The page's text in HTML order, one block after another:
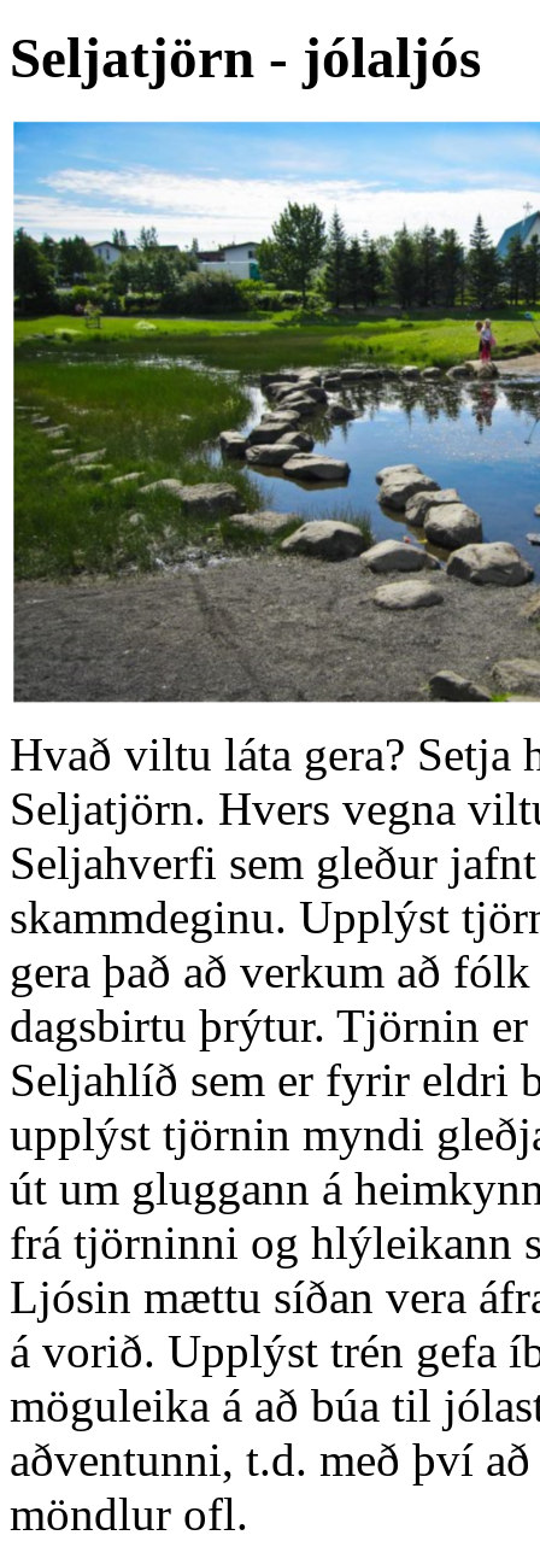
Seljatjörn - jólaljós
Hvað viltu láta gera?
Seljatjörn. Hvers vegna
Seljahverfi sem gleður
skammdeginu. Upplýst
gera það að verkum að
dagsbirtu þrýtur. Tjörnin er
Seljahlíð sem er fyrir eldri
upplýst tjörnin myndi
út um gluggann á
frá tjörninni og hlýleikann
Ljósin mættu síðan vera
á vorið. Upplýst trén gefa
möguleika á að búa til
aðventunni, t.d. með því
möndlur ofl.